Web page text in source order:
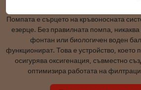
Помпата е сърцето на кръвоносната
езерце. Без правилната помпа,
фонтан или биологичен воден
функционират. Това е устройство, което
осигурява оксигенация, съвместно
оптимизира работата на